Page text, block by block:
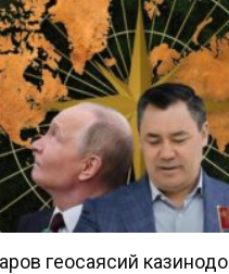
геосаясий казинодо